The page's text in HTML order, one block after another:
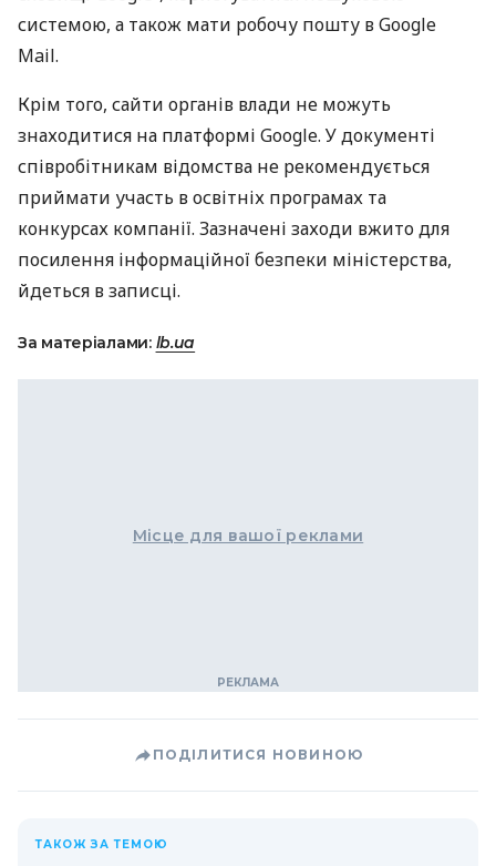
системою, а також мати робочу пошту в Google
Mail.
Крім того, сайти органів влади не можуть
знаходитися на платформі Google. У документі
співробітникам відомства не рекомендується
приймати участь в освітніх програмах та
конкурсах компанії. Зазначені заходи вжито для
посилення інформаційної безпеки міністерства,
йдеться в записці.
За матеріалами: lb.ua
Місце для вашої реклами
ПОДІЛИТИСЯ НОВИНОЮ
ТАКОЖ ЗА ТЕМОЮ